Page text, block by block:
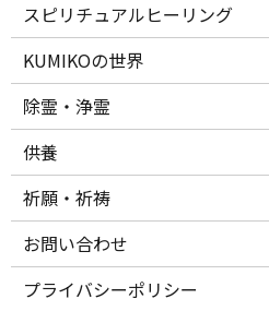
スピリチュアルヒーリング
KUMIKOの世界
除霊・浄霊
供養
祈願・祈祷
お問い合わせ
プライバシーポリシー